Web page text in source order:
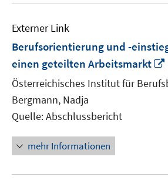
Externer Link
Berufsorientierung und -
einen geteilten Arbeitsmarkt
Österreichisches Institut für
Bergmann, Nadja
Quelle: Abschlussbericht
mehr Informationen